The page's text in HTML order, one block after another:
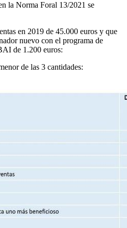
la Norma Foral 13/2021 se
en 2019 de 45.000 euros y que
nuevo con el programa de
de 1.200 euros:
de las 3 cantidades: